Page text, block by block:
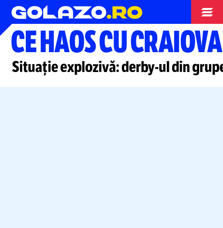
Cupa Romaniei
CE HAOS CU
Situație explozivă:derby-uldin